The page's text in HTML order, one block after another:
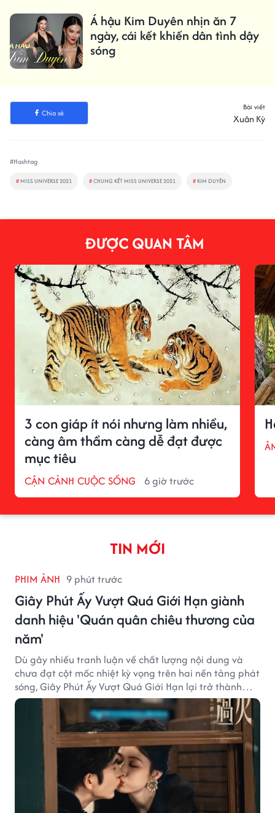
Á hậu Kim Duyên nhịn ăn 7
ngày, cái kết khiến dân tình dậy
sóng
Chia sẻ
Bài viết
Xuân Kỳ
#Hashtag
# MISS UNIVERSE 2021 #CHUNG KẾT MISS UNIVERSE 2021 # KIM DUYÊN
ĐƯỢC QUAN TÂM
3 con giáp ít nói nhưng làm nhiều,
càng âm thầm càng dễ đạt được
mục tiêu
CẬN CẢNH CUỘC SỐNG 6 giờ trước
TIN MỚI
PHIM ẢNH 9 phút trước
Giây Phút Ấy Vượt Quá Giới Hạn giành
danh hiệu 'Quán quân chiêu thương của
năm'
Dù gây nhiều tranh luận về chất lượng nội dung và
chưa đạt cột mốc nhiệt kỳ vọng trên hai nền tảng phát
sóng, Giây Phút Ấy Vượt Quá Giới Hạn lại trở thành
hiện tượng ở khía cạnh thương mại.